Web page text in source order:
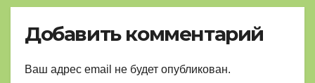
Добавить комментарий
Ваш адрес email не будет опубликован.